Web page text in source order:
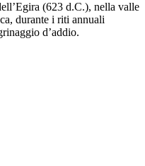
(623 d.C.), nella valle
durante i riti annuali
d’addio.